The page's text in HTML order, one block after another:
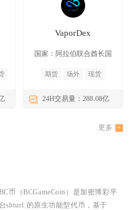
VaporDex
国家：阿拉伯联合酋长国
期货 场外 现货
24H交易量：288.08亿
更多
币（BCGameCoin）是加密博彩平
台shturl.的原生功能型代币，基于